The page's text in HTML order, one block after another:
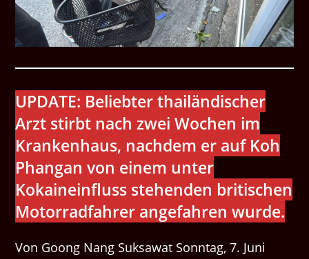
UPDATE: Beliebter thailändischer
Arzt stirbt nach zwei Wochen im
Krankenhaus, nachdem er auf Koh
Phangan von einem unter
Kokaineinfluss stehenden britischen
Motorradfahrer angefahren wurde.
Von Goong Nang Suksawat Sonntag, 7. Juni